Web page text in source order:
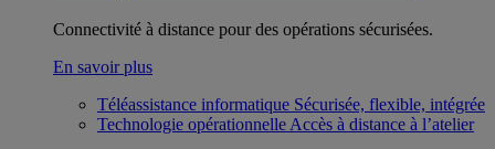
Connectivité à distance pour des opérations sécurisées.
En savoir plus
Téléassistance informatique Sécurisée, flexible, intégrée
Technologie opérationnelle Accès à distance à l’atelier